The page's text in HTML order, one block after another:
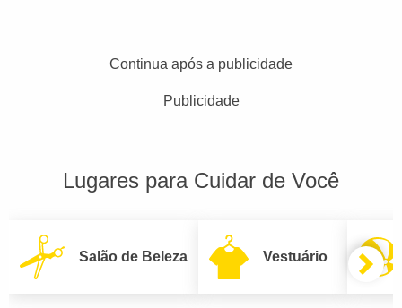
Continua após a publicidade
Publicidade
Lugares para Cuidar de Você
Salão de Beleza Vestuário